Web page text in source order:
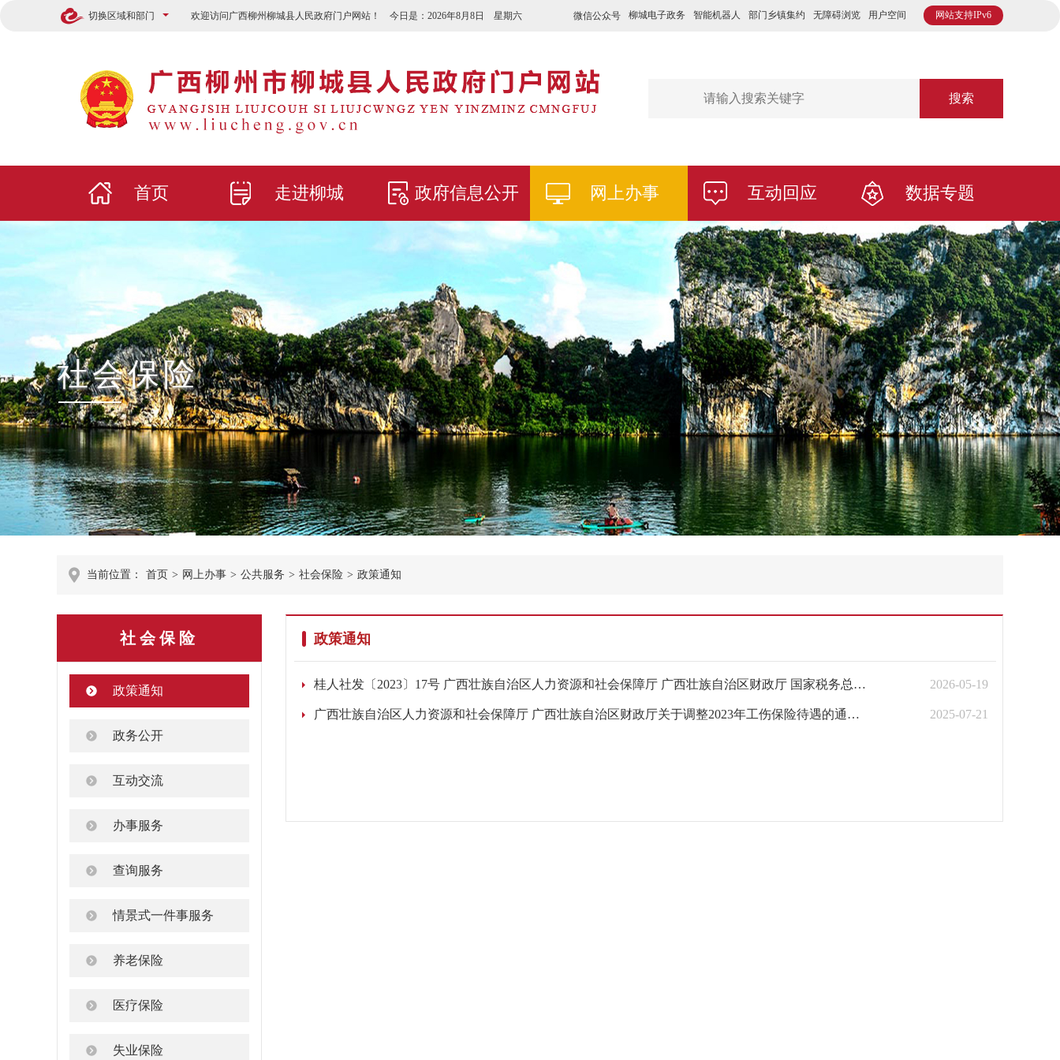
切换区域和部门 网站支持IPv6
微信公众号 柳城电子政务 智能机器人 部门乡镇集约 无障碍浏览 用户空间
欢迎访问广西柳州柳城县人民政府门户网站！ 今日是： 2026年8月8日 星期六
搜索
首页 走进柳城 政府信息公开 网上办事 互动回应 数据专题
社会保险
当前位置： 首页 > 网上办事 > 公共服务 > 社会保险 > 政策通知
社会保险
政策通知
政务公开
互动交流
办事服务
查询服务
情景式一件事服务
养老保险
医疗保险
失业保险
政策通知
2026-05-19
桂人社发〔2023〕17号 广西壮族自治区人力资源和社会保障厅 广西壮族自治区财政厅 国家税务总局广西壮族自治区税务局关于做好阶段性降低失业保险、工伤保险费率有关工作的通知
2025-07-21
广西壮族自治区人力资源和社会保障厅 广西壮族自治区财政厅关于调整2023年工伤保险待遇的通知（桂人社发〔2023〕83号）